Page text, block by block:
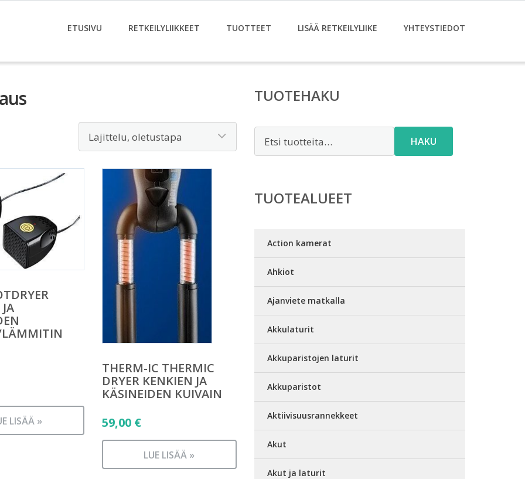
ETUSIVU RETKEILYLIIKKEET TUOTTEET LISÄÄ RETKEILYLIIKE YHTEYSTIEDOT
LISÄÄ »
THERM-IC THERMIC
DRYER KENKIEN JA
KÄSINEIDEN KUIVAIN
59,00 €
LUE LISÄÄ »
TUOTEHAKU
HAKU
TUOTEALUEET
Action kamerat
Ahkiot
Ajanviete matkalla
Akkulaturit
Akkuparistojen laturit
Akkuparistot
Aktiivisuusrannekkeet
Akut
Akut ja laturit